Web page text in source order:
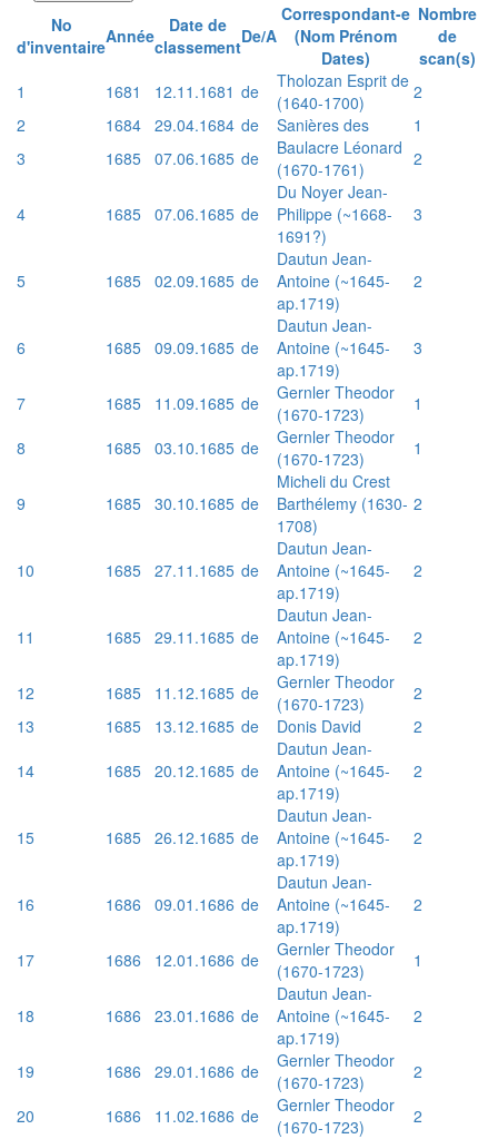
No
d'inventaireAnnée
Date de
classementDe/A
Correspondant-e
(Nom Prénom
Dates)
Nombre
de
scan(s)
1
1681 12.11.1681 de
Tholozan Esprit de
(1640-1700)
2
2
1684 29.04.1684 de Sanières des
1
3
1685 07.06.1685 de
Baulacre Léonard
(1670-1761)
2
4 1685 07.06.1685 de
Du Noyer Jean-
Philippe (~1668-
1691?)
3
5 1685 02.09.1685 de
Dautun Jean-
Antoine (~1645-
ap.1719)
2
6 1685 09.09.1685 de
Dautun Jean-
Antoine (~1645-
ap.1719)
3
7 1685 11.09.1685 de
Gernler Theodor
(1670-1723)
1
8
1685 03.10.1685 de
Gernler Theodor
(1670-1723)
1
9 1685 30.10.1685 de
Micheli du Crest
Barthélemy (1630-
1708)
2
10 1685 27.11.1685 de
Dautun Jean-
Antoine (~1645-
ap.1719)
2
11 1685 29.11.1685 de
Dautun Jean-
Antoine (~1645-
ap.1719)
2
12 1685 11.12.1685 de
Gernler Theodor
(1670-1723)
2
13
1685 13.12.1685 de Donis David
2
14
1685 20.12.1685 de
Dautun Jean-
Antoine (~1645-
ap.1719)
2
15 1685 26.12.1685 de
Dautun Jean-
Antoine (~1645-
ap.1719)
2
16 1686 09.01.1686 de
Dautun Jean-
Antoine (~1645-
ap.1719)
2
17 1686 12.01.1686 de
Gernler Theodor
(1670-1723)
1
18 1686 23.01.1686 de
Dautun Jean-
Antoine (~1645-
ap.1719)
2
19 1686 29.01.1686 de
Gernler Theodor
(1670-1723)
2
20
1686 11.02.1686 de
Gernler Theodor
(1670-1723)
2